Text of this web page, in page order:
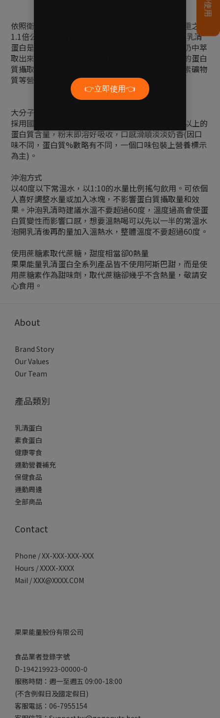
依照衛福部最新公告，每日蛋白質建議攝取量為體重之
1.1倍公克的蛋白質，但是國人普遍攝取不足，因此乳清
蛋白是能快速攝取補充蛋白值得好方法，從新鮮牛奶中萃
取出來的乳清蛋白含有極高比例的蛋白質，是優質的蛋白
質攝取來源，還能同時補充人體必需胺基酸和維生素礦物
質等營養。
大分子水解成小分子
採用國際知名大廠進口之優質乳清蛋白，高達80%以上的
蛋白質含量，粉末即溶好吸收，口感滑順淡淡奶香(因口
味不同，蛋白質%數略有不同，一個口味包裝上營養標示
為主)。
沖泡方式
以40度以下常溫水，以1:10的水量比例搖勻飲用。可依個
人喜好調整水量或加入冰塊，不影響蛋白質攝取量和效
果。沖泡乳清時建議水溫不要超過60度，溫度過高會使蛋
白質變性而影響口感，想要溫熱喝可以先以一半的常溫水
泡開乳清後再酌量加入溫熱水，整體溫度不要超過60度。
使用蔗糖素取代蔗糖，甜度相當卻0熱量
果果能量乳清蛋白全系列產品皆不使用阿斯巴甜，而是使
用蔗糖素作為甜味劑，取代蔗糖卻幾乎不含熱量，敬請安
心食用。
About
Brand Story
Our Values
Our Team
產品類別
乳清蛋白
素食蛋白
健康零食
運動營養補充
保健食品
運動周邊
全部商品
Contact
Phone / XX-XXX-XXX-XXX
Hours / XXXX-XXXX
Mail / XXX@XXXX.COM
果果能量股份有限公司
食品業者登錄字號
D-194219923-00000-0
服務時間：週一至週五 09:00-18:00
(不含例假日及國定假日)
客服電話：06-7955154